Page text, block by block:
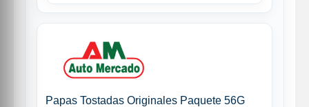
Papas Tostadas Originales Paquete 56G